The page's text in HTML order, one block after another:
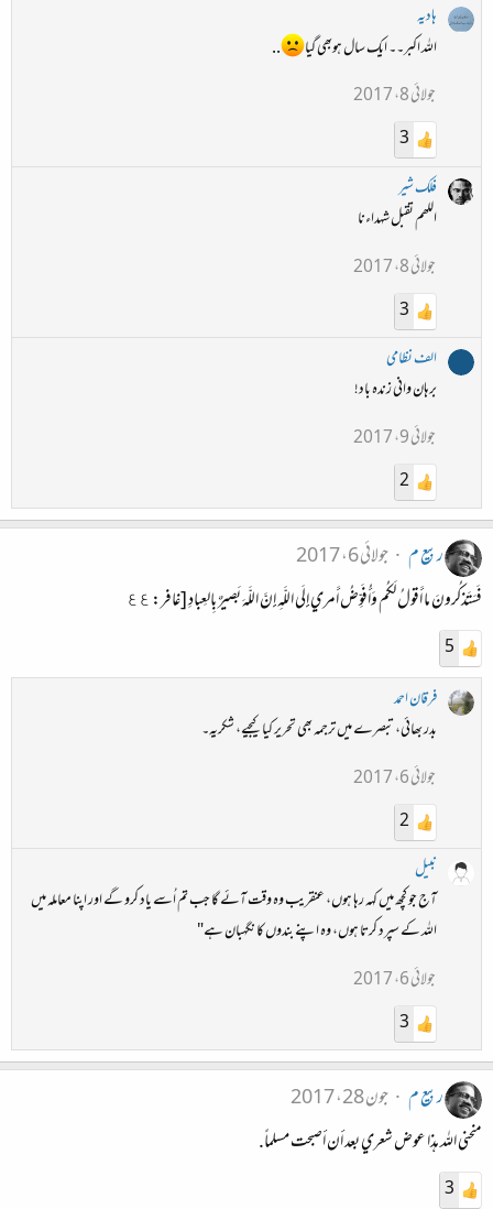
ہادیہ
اللہ اکبر۔۔ ایک سال ہوبھی گیا
..
جولائی 8، 2017
3
فلک شیر
اللھم تقبل شہداءنا
جولائی 8، 2017
3
الف نظامی
برہان وانی زندہ باد!
جولائی 9، 2017
2
ربیع م
جولائی 6، 2017
فَسَتَذكُرونَ ما أَقولُ لَكُم وَأُفَوِّضُ أَمري إِلَى اللَّهِ إِنَّ اللَّهَ بَصيرٌ بِالعِبادِ [غافر: ٤٤
5
فرقان احمد
بدر بھائی، تبصرے میں ترجمہ بھی تحریر کیا کیجیے، شکریہ۔
جولائی 6، 2017
2
نبیل
آج جو کچھ میں کہہ رہا ہوں، عنقریب وہ وقت آئے گا جب تم اُسے یاد کرو گے اور اپنا معاملہ میں
اللہ کے سپرد کرتا ہوں، وہ اپنے بندوں کا نگہبان ہے"
جولائی 6، 2017
3
ربیع م
جون 28، 2017
منحني الله هذا عوض شعري بعد أن أصبحت مسلماً.
3